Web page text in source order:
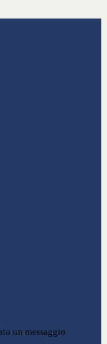
un messaggio